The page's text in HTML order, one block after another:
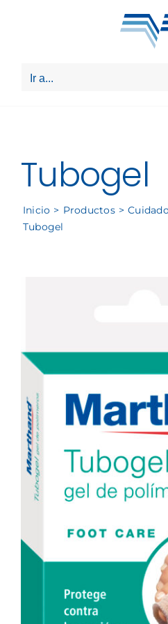
Ir a...
Tubogel
Inicio Productos
Tubogel